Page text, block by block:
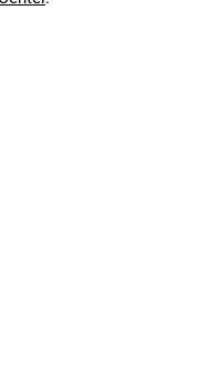
kann. Einen Fehler